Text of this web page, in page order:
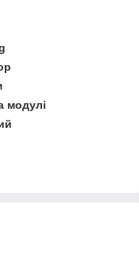
модулі